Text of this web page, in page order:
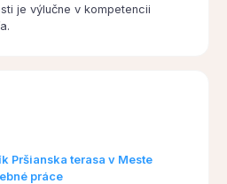
je výlučne v kompetencii
Pršianska terasa v Meste
práce